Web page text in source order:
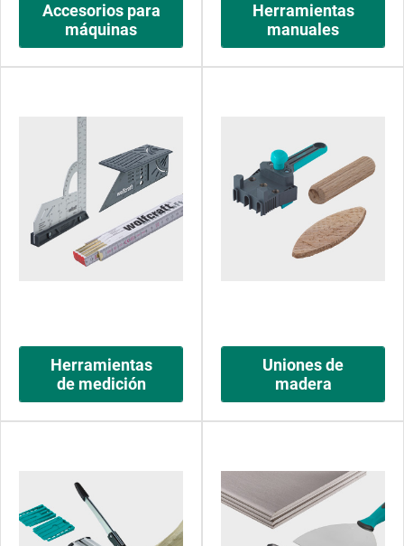
Accesorios para
máquinas
Herramientas
manuales
Herramientas
de medición
Uniones de
madera